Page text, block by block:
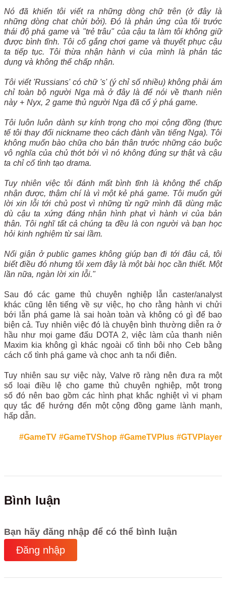
Nó đã khiến tôi viết ra những dòng chữ trên (ở đây là
những dòng chat chửi bởi). Đó là phản ứng của tôi trước
thái độ phá game và "trẻ trâu" của cậu ta làm tôi không giữ
được bình tĩnh. Tôi cố gắng chơi game và thuyết phục cậu
ta tiếp tục. Tôi thừa nhận hành vi của mình là phản tác
dụng và không thể chấp nhận.
Tôi viết 'Russians' có chữ 's' (ý chỉ số nhiều) không phải ám
chỉ toàn bộ người Nga mà ở đây là để nói về thanh niên
này + Nyx, 2 game thủ người Nga đã cố ý phá game.
Tôi luôn luôn dành sự kính trọng cho mọi cộng đồng (thực
tế tôi thay đổi nickname theo cách đành vần tiếng Nga). Tôi
không muốn bào chữa cho bản thân trước những cáo buộc
vô nghĩa của chủ thớt bởi vì nó không đúng sự thật và cậu
ta chỉ cố tình tạo drama.
Tuy nhiên việc tôi đánh mất bình tĩnh là không thể chấp
nhận được, thậm chí là vì một kẻ phá game. Tôi muốn gửi
lời xin lỗi tới chủ post vì những từ ngữ mình đã dùng mặc
dù cậu ta xứng đáng nhận hình phạt vì hành vi của bản
thân. Tôi nghĩ tất cả chúng ta đều là con người và bạn học
hỏi kinh nghiệm từ sai lầm.
Nổi giận ở public games không giúp bạn đi tới đâu cả, tôi
biết điều đó nhưng tôi xem đây là một bài học cần thiết. Một
lần nữa, ngàn lời xin lỗi."
Sau đó các game thủ chuyên nghiệp lẫn caster/analyst
khác cũng lên tiếng về sự việc, họ cho rằng hành vi chửi
bới lẫn phá game là sai hoàn toàn và không có gì để bao
biện cả. Tuy nhiên việc đó là chuyện bình thường diễn ra ở
hầu như mọi game đấu DOTA 2, việc làm của thanh niên
Maxim kia không gì khác ngoài cố tình bôi nhọ Ceb bằng
cách cố tình phá game và chọc anh ta nổi điên.
Tuy nhiên sau sự việc này, Valve rõ ràng nên đưa ra một
số loại điều lệ cho game thủ chuyên nghiệp, một trong
số đó nên bao gồm các hình phạt khắc nghiệt vì vi phạm
quy tắc để hướng đến một cộng đồng game lành mạnh,
hấp dẫn.
#GameTV #GameTVShop #GameTVPlus #GTVPlayer
Bình luận
Bạn hãy đăng nhập để có thể bình luận
Đăng nhập